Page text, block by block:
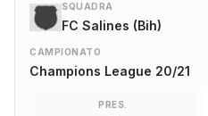
SQUADRA
FC Salines (Bih)
CAMPIONATO
Champions League 20/21
PRES.